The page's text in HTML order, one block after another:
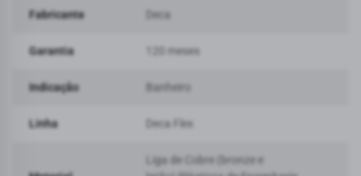
Fabricante Deca
Garantia 120 meses
Indicação Banheiro
Linha Deca Flex
Liga de Cobre (bronze e